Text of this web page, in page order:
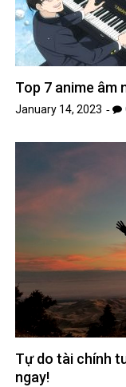
Top 7 anime âm
January 14, 2023
Tự do tài chính
ngay!